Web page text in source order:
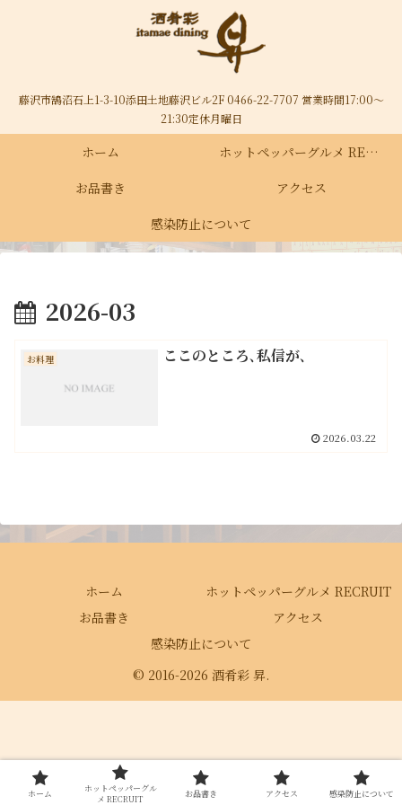
藤沢市鵠沼石上1-3-10添田土地藤沢ビル2F 0466-22-7707 営業時間17:00～
21:30定休月曜日
ホーム
ホットペッパーグルメ RECRUIT
お品書き
アクセス
感染防止について
2026-03
お料理 ここのところ､私信が､
2026.03.22
ホーム
ホットペッパーグルメ RECRUIT
お品書き
アクセス
感染防止について
© 2016-2026 酒肴彩 昇.
ホーム
ホットペッパーグル
メ RECRUIT
お品書き アクセス 感染防止について